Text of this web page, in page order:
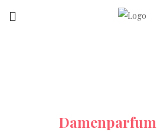
Damenparfum